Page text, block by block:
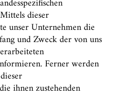
dieser
unser Unternehmen die
und Zweck der von uns
Ferner werden
ihnen zustehenden